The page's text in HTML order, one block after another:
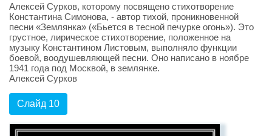
Алексей Сурков, которому посвящено стихотворение
Константина Симонова, - автор тихой, проникновенной
песни «Землянка» («Бьется в тесной печурке огонь»). Это
грустное, лирическое стихотворение, положенное на
музыку Константином Листовым, выполняло функции
боевой, воодушевляющей песни. Оно написано в ноябре
1941 года под Москвой, в землянке.
Алексей Сурков
Слайд 10